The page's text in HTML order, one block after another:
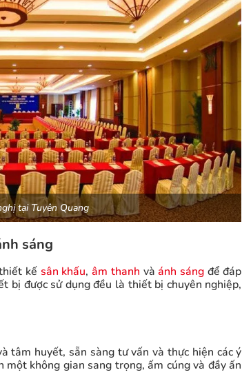
tại Tuyên Quang
sáng
kế sân khấu,âm thanh vàánh sáng để đáp
bị được sử dụng đều là thiết bị chuyên nghiệp,
tâm huyết, sẵn sàng tư vấn và thực hiện các ý
không gian sang trọng, ấm cúng và đầy ấn